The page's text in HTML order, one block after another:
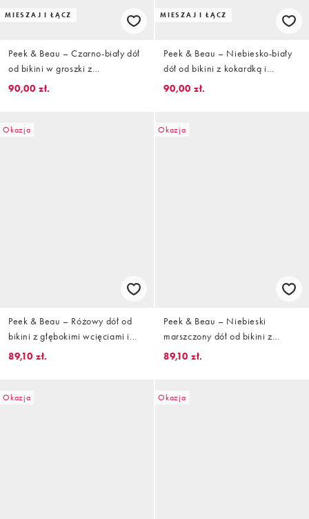
MIESZAJ I ŁĄCZ
Peek & Beau – Czarno-biały dół
od bikini w groszki z
podwyższonym stanem i
90,00 zł.
MIESZAJ I ŁĄCZ
Peek & Beau – Niebiesko-biały
dół od bikini z kokardką i
falbanką we wzór w kratkę vichy
90,00 zł.
Okazja
Peek & Beau – Różowy dół od
bikini z głębokimi wcięciami i
kremowym koronkowym
89,10 zł.
Okazja
Peek & Beau – Niebieski
marszczony dół od bikini z
podwyższonym stanem i
89,10 zł.
Okazja Okazja